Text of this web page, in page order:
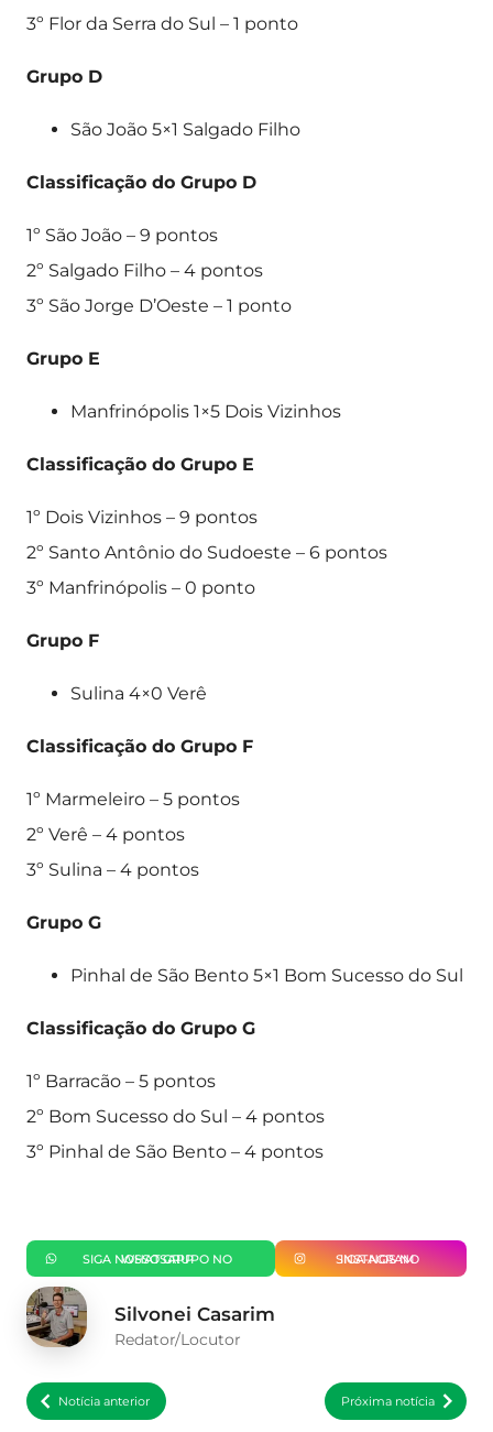
3º Flor da Serra do Sul – 1 ponto
Grupo D
São João 5×1 Salgado Filho
Classificação do Grupo D
1º São João – 9 pontos
2º Salgado Filho – 4 pontos
3º São Jorge D’Oeste – 1 ponto
Grupo E
Manfrinópolis 1×5 Dois Vizinhos
Classificação do Grupo E
1º Dois Vizinhos – 9 pontos
2º Santo Antônio do Sudoeste – 6 pontos
3º Manfrinópolis – 0 ponto
Grupo F
Sulina 4×0 Verê
Classificação do Grupo F
1º Marmeleiro – 5 pontos
2º Verê – 4 pontos
3º Sulina – 4 pontos
Grupo G
Pinhal de São Bento 5×1 Bom Sucesso do Sul
Classificação do Grupo G
1º Barracão – 5 pontos
2º Bom Sucesso do Sul – 4 pontos
3º Pinhal de São Bento – 4 pontos
SIGA NOSSO GRUPO NO WHATSAPP SIGA-NOS NO INSTAGRAM
Silvonei Casarim
Redator/Locutor
Notícia anterior Próxima notícia